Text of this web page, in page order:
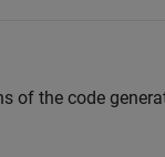
of the code